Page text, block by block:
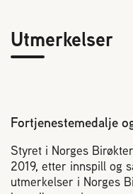
Starte med birøkt
Biene svermer
Utmerkelser
Fortjenestemedalje
Styret i Norges
2019, etter innspill og
utmerkelser i Norges